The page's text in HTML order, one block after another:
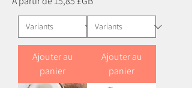
Ajouter au
panier
Ajouter au
panier